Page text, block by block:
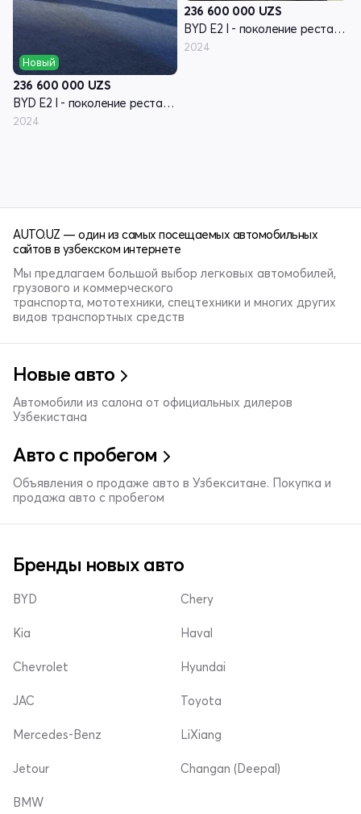
Новый
236 600 000 UZS
BYD E2 I - поколение рестайлинг
2024
236 600 000 UZS
BYD E2 I - поколение рестайлинг
2024
AUTO.UZ — один из самых посещаемых автомобильных
сайтов в узбекском интернете
Мы предлагаем большой выбор легковых автомобилей,
грузового и коммерческого
транспорта, мототехники, спецтехники и многих других
видов транспортных средств
Новые авто
Автомобили из салона от официальных дилеров
Узбекистана
Авто с пробегом
Объявления о продаже авто в Узбекситане. Покупка и
продажа авто с пробегом
Бренды новых авто
BYD
Kia
Chevrolet
Chery
Haval
Hyundai
JAC
Mercedes-Benz
Jetour
Toyota
LiXiang
Changan (Deepal)
BMW